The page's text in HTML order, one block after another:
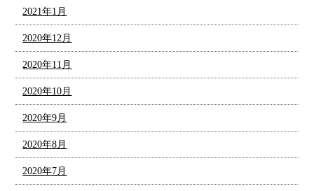
2021年1月
2020年12月
2020年11月
2020年10月
2020年9月
2020年8月
2020年7月